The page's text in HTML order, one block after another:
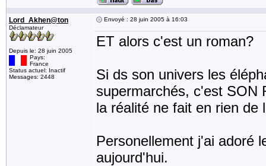
Lord_Akhen@ton
Déclamateur
Depuis le: 28 juin 2005
Pays:
France
Status actuel: Inactif
Messages: 2448
Envoyé : 28 juin 2005 à 16:03
ET alors c'est un roman?
Si ds son univers les
supermarchés, c'est SON
la réalité ne fait en rien de
Personellement j'ai adoré
aujourd'hui.